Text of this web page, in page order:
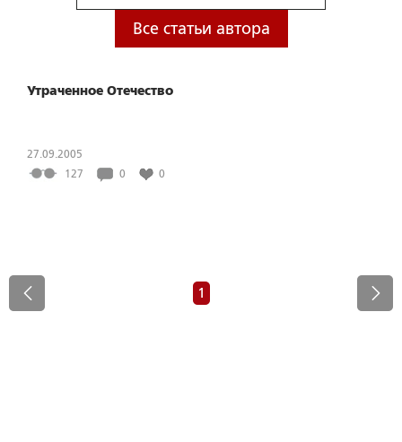
Все статьи автора
Утраченное Отечество
27.09.2005
127
0 0
1